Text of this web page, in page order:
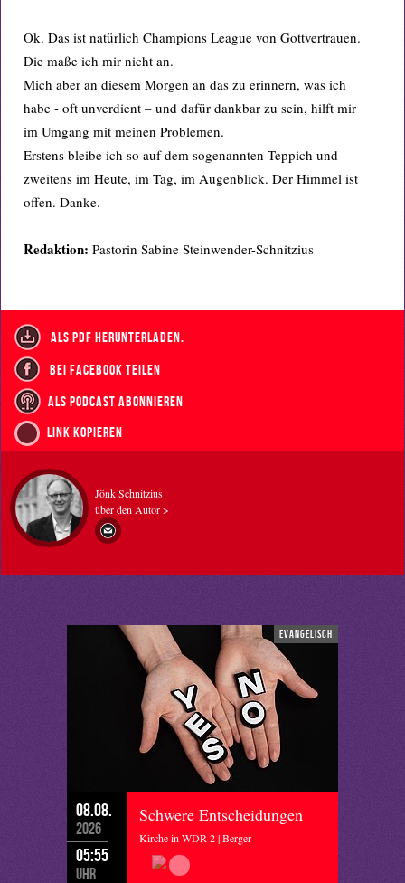
Ok. Das ist natürlich Champions League von Gottvertrauen.
Die maße ich mir nicht an.
Mich aber an diesem Morgen an das zu erinnern, was ich
habe - oft unverdient – und dafür dankbar zu sein, hilft mir
im Umgang mit meinen Problemen.
Erstens bleibe ich so auf dem sogenannten Teppich und
zweitens im Heute, im Tag, im Augenblick. Der Himmel ist
offen. Danke.
Redaktion: Pastorin Sabine Steinwender-Schnitzius
als PDF herunterladen.
bei Facebook teilen
als Podcast abonnieren
Link kopieren
Jönk Schnitzius
über den Autor >
evangelisch
08.08.
2026
05:55
Uhr
Schwere Entscheidungen
Kirche in WDR 2 | Berger